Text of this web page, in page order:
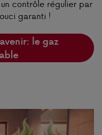
contrôle régulier par
garanti !
le gaz